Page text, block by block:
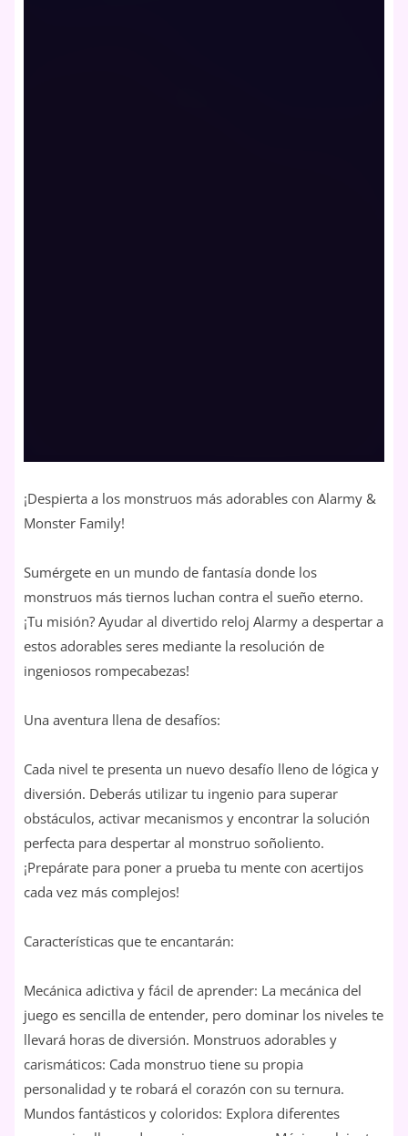
¡Despierta a los monstruos más adorables con Alarmy &
Monster Family!
Sumérgete en un mundo de fantasía donde los
monstruos más tiernos luchan contra el sueño eterno.
¡Tu misión? Ayudar al divertido reloj Alarmy a despertar a
estos adorables seres mediante la resolución de
ingeniosos rompecabezas!
Una aventura llena de desafíos:
Cada nivel te presenta un nuevo desafío lleno de lógica y
diversión. Deberás utilizar tu ingenio para superar
obstáculos, activar mecanismos y encontrar la solución
perfecta para despertar al monstruo soñoliento.
¡Prepárate para poner a prueba tu mente con acertijos
cada vez más complejos!
Características que te encantarán:
Mecánica adictiva y fácil de aprender: La mecánica del
juego es sencilla de entender, pero dominar los niveles te
llevará horas de diversión. Monstruos adorables y
carismáticos: Cada monstruo tiene su propia
personalidad y te robará el corazón con su ternura.
Mundos fantásticos y coloridos: Explora diferentes